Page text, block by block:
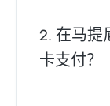
在马提
卡支付？